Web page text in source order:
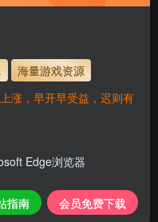
终生有效
会员免费下载资源
跳转请联系QQ：3317425885
程
www.hellovam.com
下载】全站资源！
海量游戏资源
涨，早开早受益，迟则有
Edge浏览器
指南 会员免费下载